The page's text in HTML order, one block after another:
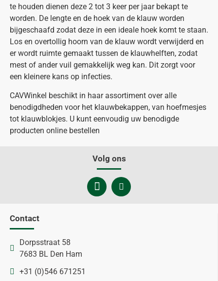
te houden dienen deze 2 tot 3 keer per jaar bekapt te
worden. De lengte en de hoek van de klauw worden
bijgeschaafd zodat deze in een ideale hoek komt te staan.
Los en overtollig hoorn van de klauw wordt verwijderd en
er wordt ruimte gemaakt tussen de klauwhelften, zodat
mest of ander vuil gemakkelijk weg kan. Dit zorgt voor
een kleinere kans op infecties.
CAVWinkel beschikt in haar assortiment over alle
benodigdheden voor het klauwbekappen, van hoefmesjes
tot klauwblokjes. U kunt eenvoudig uw benodigde
producten online bestellen
Volg ons
Contact
Dorpsstraat 58
7683 BL Den Ham
+31 (0)546 671251